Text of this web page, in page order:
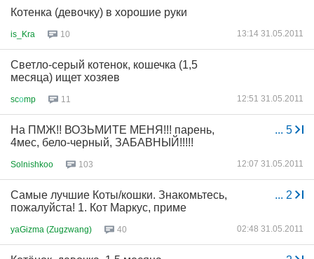
Котенка (девочку) в хорошие руки
is_Kra 10 13:14 31.05.2011
Светло-серый котенок, кошечка (1,5
месяца) ищет хозяев
scоmp 11 12:51 31.05.2011
... 5
На ПМЖ!! ВОЗЬМИТЕ МЕНЯ!!! парень,
4мес, бело-черный, ЗАБАВНЫЙ!!!!!
Solnishkoo 103 12:07 31.05.2011
... 2
Самые лучшие Коты/кошки. Знакомьтесь,
пожалуйста! 1. Кот Маркус, приме
yaGizma (Zugzwang) 40 02:48 31.05.2011